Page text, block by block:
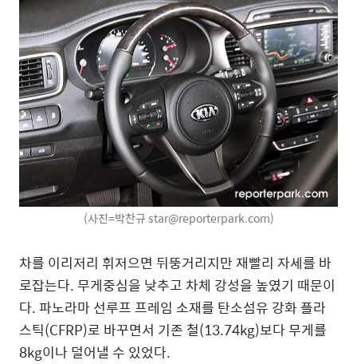
(사진=박찬규 star@reporterpark.com)
차를 이리저리 휘저으면 뒤뚱거리지만 재빨리 자세를 바
로잡는다. 무게중심을 낮추고 차체 강성을 높였기 때문이
다. 파노라마 선루프 프레임 소재를 탄소섬유 강화 플라
스틱(CFRP)로 바꾸면서 기존 철(13.74kg)보다 무게를
8kg이나 덜어낼 수 있었다.